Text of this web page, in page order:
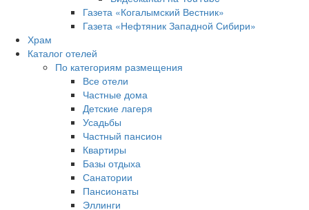
Газета «Когалымский Вестник»
Газета «Нефтяник Западной Сибири»
Храм
Каталог отелей
По категориям размещения
Все отели
Частные дома
Детские лагеря
Усадьбы
Частный пансион
Квартиры
Базы отдыха
Санатории
Пансионаты
Эллинги